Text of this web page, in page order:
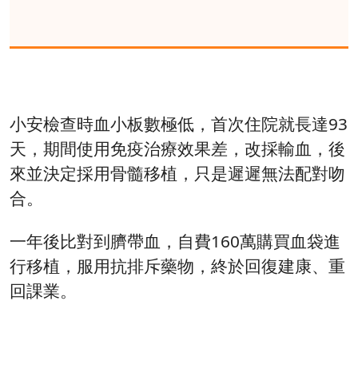
小安檢查時血小板數極低，首次住院就長達93
天，期間使用免疫治療效果差，改採輸血，後
來並決定採用骨髓移植，只是遲遲無法配對吻
合。
一年後比對到臍帶血，自費160萬購買血袋進
行移植，服用抗排斥藥物，終於回復建康、重
回課業。